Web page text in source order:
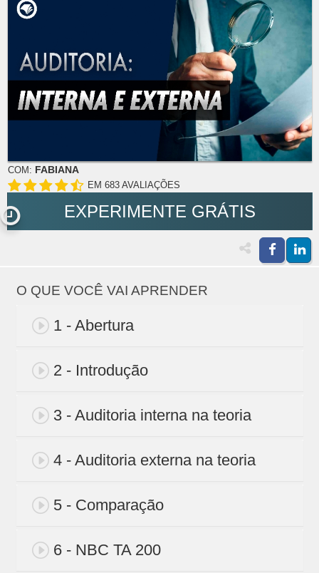
COM: FABIANA
EM 683 AVALIAÇÕES
EXPERIMENTE GRÁTIS
O QUE VOCÊ VAI APRENDER
1 - Abertura
2 - Introdução
3 - Auditoria interna na teoria
4 - Auditoria externa na teoria
5 - Comparação
6 - NBC TA 200